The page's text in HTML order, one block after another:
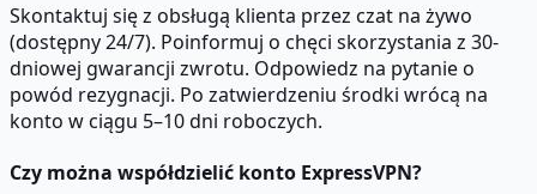
Skontaktuj się z obsługą klienta przez czat na żywo
(dostępny 24/7). Poinformuj o chęci skorzystania z 30-
dniowej gwarancji zwrotu. Odpowiedz na pytanie o
powód rezygnacji. Po zatwierdzeniu środki wrócą na
konto w ciągu 5–10 dni roboczych.
Czy można współdzielić konto ExpressVPN?